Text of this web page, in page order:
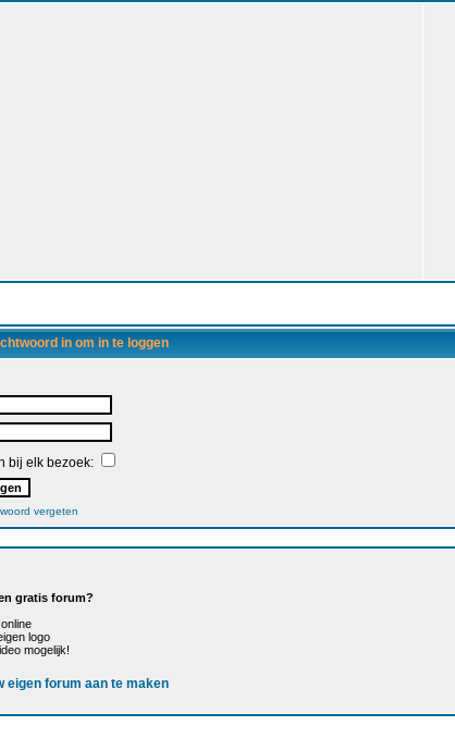
in om in te loggen
bij elk bezoek:
vergeten
gratis forum?
logo
mogelijk!
eigen forum aan te maken